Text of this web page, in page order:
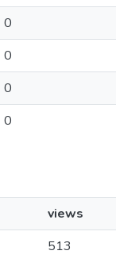
0
0
0
0
views
513